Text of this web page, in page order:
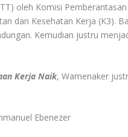
oleh Komisi
dan Kesehatan Kerja (K3).
Kemudian justru
Kerja Naik, Wamenaker
Ebenezer